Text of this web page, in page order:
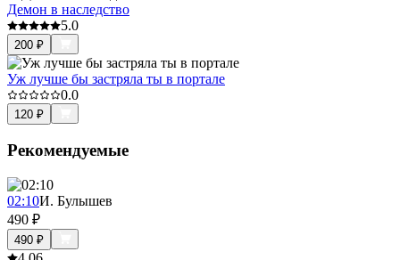
Демон в наследство
5.0
200 ₽
Уж лучше бы застряла ты в портале
0.0
120 ₽
Рекомендуемые
02:10И. Булышев
490 ₽
490 ₽